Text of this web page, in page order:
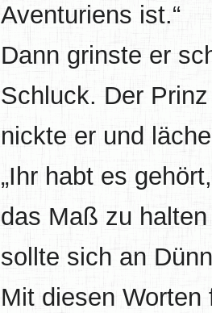
Aventuriens ist.“
Dann grinste er
Schluck. Der
nickte er und
„Ihr habt es
das Maß zu
sollte sich an
Mit diesen